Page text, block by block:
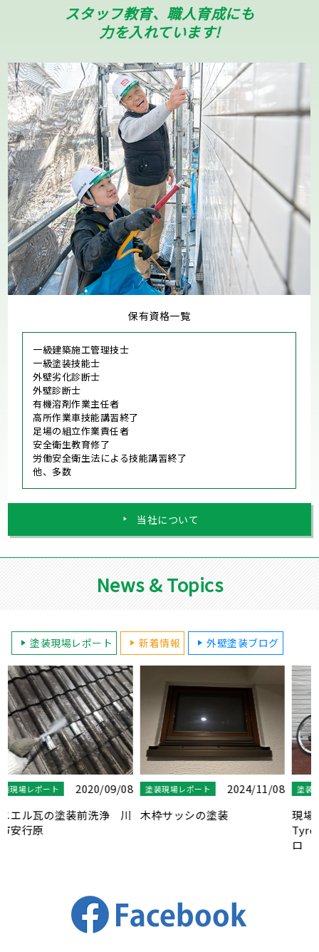
スタッフ教育、職人育成にも
力を入れています!
保有資格一覧
一級建築施工管理技士
一級塗装技能士
外壁劣化診断士
外壁診断士
有機溶剤作業主任者
高所作業車技能講習終了
足場の組立作業責任者
安全衛生教育修了
労働安全衛生法による技能講習終了
他、多数
当社について
News & Topics
塗装現場レポート 新着情報 外壁塗装ブログ
塗装現場レポート
2024/11/08
木枠サッシの塗装
塗装現場レポート
2020/10/15
現場巡回自転車２号！
Tyrell（タイレル） ミニベ